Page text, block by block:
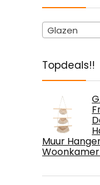
Glazen
Topdeals!!
Muur